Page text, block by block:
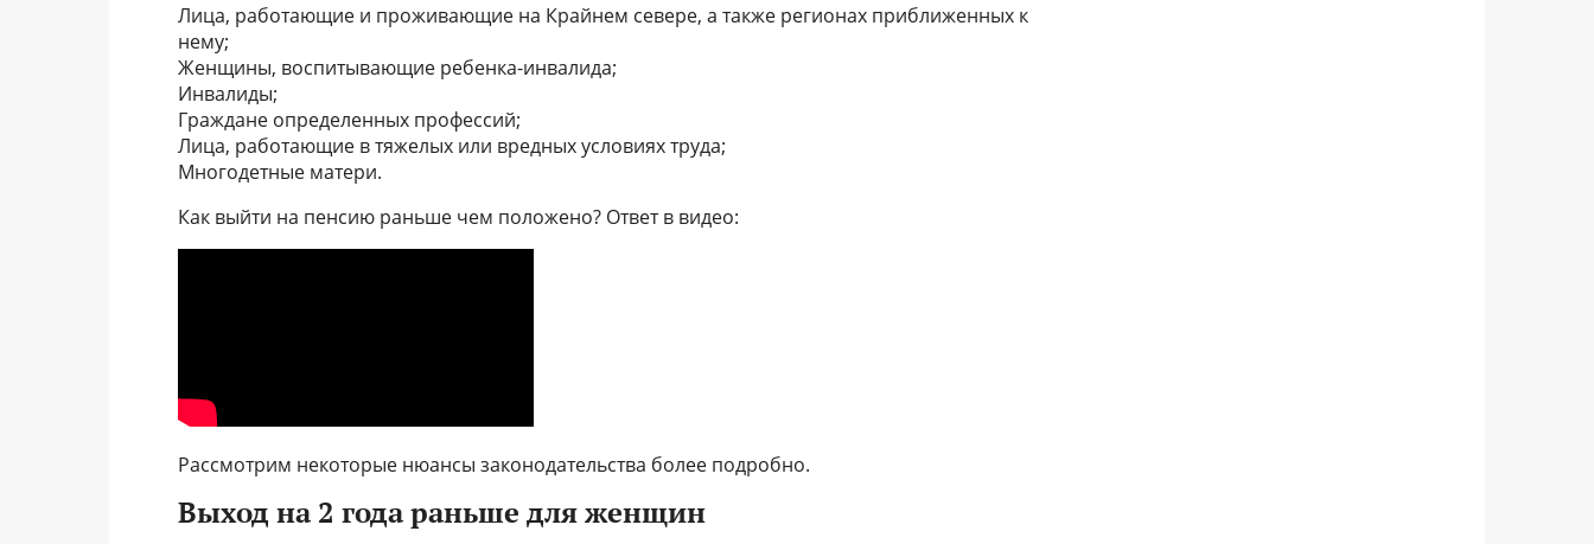
Лица, работающие и проживающие на Крайнем севере, а также регионах приближенных к
нему;
Женщины, воспитывающие ребенка-инвалида;
Инвалиды;
Граждане определенных профессий;
Лица, работающие в тяжелых или вредных условиях труда;
Многодетные матери.
Как выйти на пенсию раньше чем положено? Ответ в видео:
Рассмотрим некоторые нюансы законодательства более подробно.
Выход на 2 года раньше для женщин